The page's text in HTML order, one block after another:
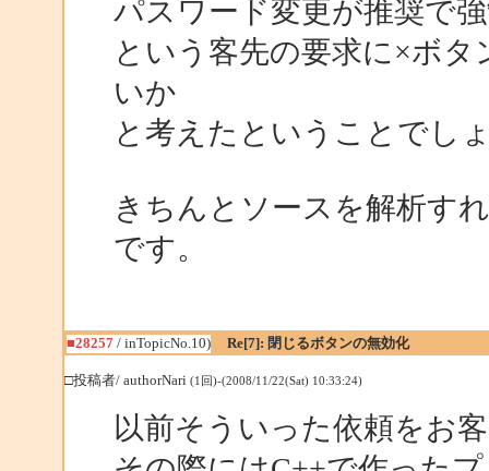
パスワード変更が推奨で
という客先の要求に×ボ
いか
と考えたということでし
きちんとソースを解析す
です。
■28257/ inTopicNo.10) Re[7]: 閉じるボタンの無効化
□投稿者/ authorNari (1回)-(2008/11/22(Sat) 10:33:24)
以前そういった依頼をお